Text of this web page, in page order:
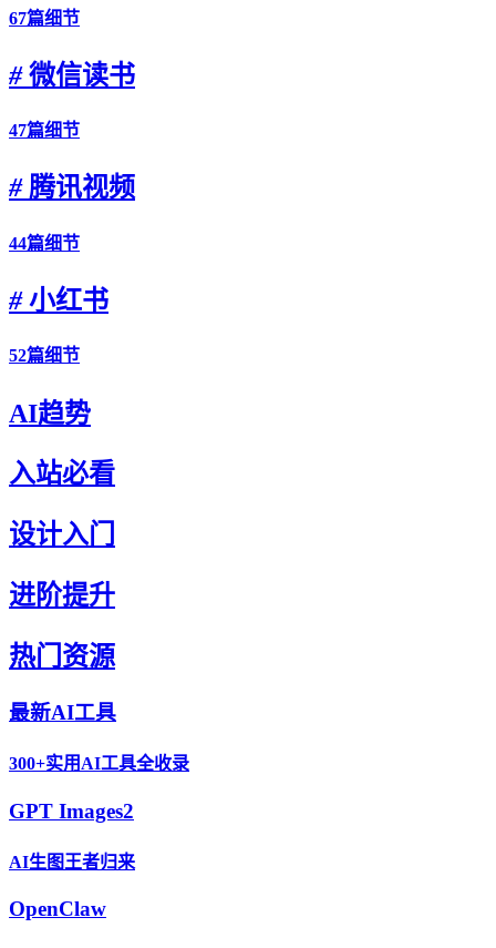
67篇细节
#微信读书
47篇细节
#腾讯视频
44篇细节
#小红书
52篇细节
AI趋势
入站必看
设计入门
进阶提升
热门资源
最新AI工具
300+实用AI工具全收录
GPT Images2
AI生图王者归来
OpenClaw